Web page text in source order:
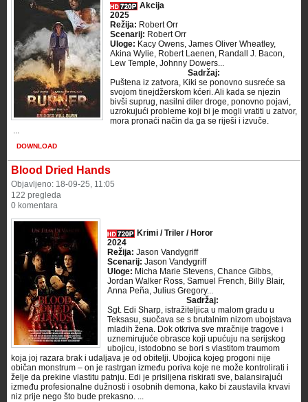
Akcija
2025
Režija: Robert Orr
Scenarij: Robert Orr
Uloge: Kacy Owens, James Oliver Wheatley,
Akina Wylie, Robert Laenen, Randall J. Bacon,
Lew Temple, Johnny Dowers...
Sadržaj:
Puštena iz zatvora, Kiki se ponovno susreće sa
svojom tinejdžerskom kćeri. Ali kada se njezin
bivši suprug, nasilni diler droge, ponovno pojavi,
uzrokujući probleme koji bi je mogli vratiti u zatvor,
mora pronaći način da ga se riješi i izvuče.
​ ...
DOWNLOAD
Blood Dried Hands
Objavljeno: 18-09-25, 11:05
122 pregleda
0 komentara
Krimi / Triler / Horor
2024
Režija: Jason Vandygriff
Scenarij: Jason Vandygriff
Uloge: Micha Marie Stevens, Chance Gibbs,
Jordan Walker Ross, Samuel French, Billy Blair,
Anna Peña, Julius Gregory...
Sadržaj:
Sgt. Edi Sharp, istražiteljica u malom gradu u
Teksasu, suočava se s brutalnim nizom ubojstava
mladih žena. Dok otkriva sve mračnije tragove i
uznemirujuće obrasce koji upućuju na serijskog
ubojicu, istodobno se bori s vlastitom traumom
koja joj razara brak i udaljava je od obitelji. Ubojica kojeg progoni nije
običan monstrum – on je rastrgan između poriva koje ne može kontrolirati i
želje da prekine vlastitu patnju. Edi je prisiljena riskirati sve, balansirajući
između profesionalne dužnosti i osobnih demona, kako bi zaustavila krvavi
niz prije nego što bude prekasno. ...